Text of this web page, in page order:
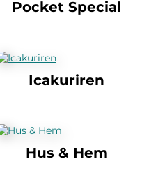
Pocket Special
Icakuriren
Hus & Hem